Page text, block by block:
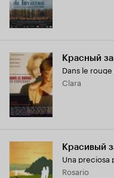
Красный
Dans le
Clara
Красивый
Una preciosa
Rosario